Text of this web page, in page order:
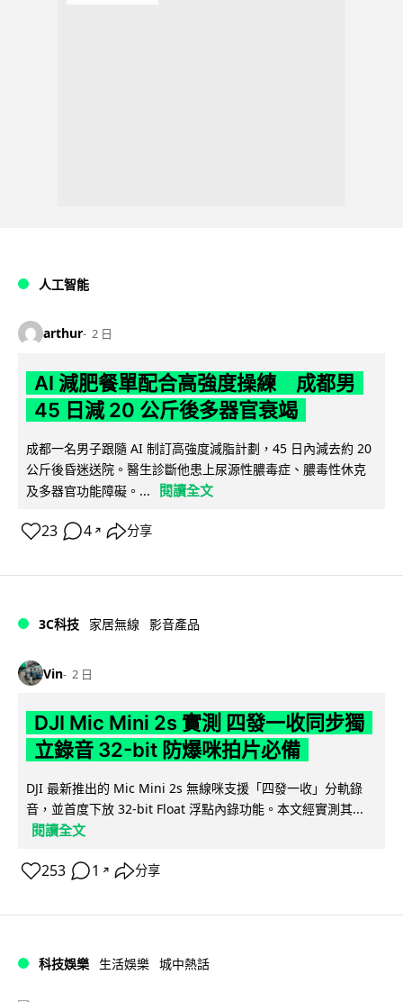
人工智能
arthur 2 日
AI 減肥餐單配合高強度操練 成都男
45 日減 20 公斤後多器官衰竭
成都一名男子跟隨 AI 制訂高強度減脂計劃，45 日內減去約 20
公斤後昏迷送院。醫生診斷他患上尿源性膿毒症、膿毒性休克
及多器官功能障礙。...
閱讀全文
23 4 ↗ 分享
3C科技 家居無線 影音產品
Vin 2 日
DJI Mic Mini 2s 實測 四發一收同步獨
立錄音 32-bit 防爆咪拍片必備
DJI 最新推出的 Mic Mini 2s 無線咪支援「四發一收」分軌錄
音，並首度下放 32-bit Float 浮點內錄功能。本文經實測其...
閱讀全文
253 1 ↗ 分享
科技娛樂 生活娛樂 城中熱話